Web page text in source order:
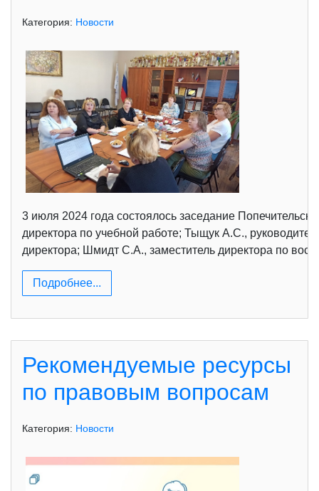
Категория: Новости
3 июля 2024 года состоялось заседание
директора по учебной работе; Тыщук А.С.,
директора; Шмидт С.А., заместитель директора по
Подробнее...
Рекомендуемые ресурсы
по правовым вопросам
Категория: Новости